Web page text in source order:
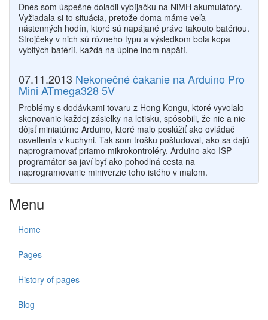
Dnes som úspešne doladil vybíjačku na NiMH akumulátory.
Vyžiadala si to situácia, pretože doma máme veľa
nástenných hodín, ktoré sú napájané práve takouto batériou.
Strojčeky v nich sú rôzneho typu a výsledkom bola kopa
vybitých batérií, každá na úplne inom napätí.
07.11.2013 Nekonečné čakanie na Arduino Pro
Mini ATmega328 5V
Problémy s dodávkami tovaru z Hong Kongu, ktoré vyvolalo
skenovanie každej zásielky na letisku, spôsobili, že nie a nie
dôjsť miniatúrne Arduino, ktoré malo poslúžiť ako ovládač
osvetlenia v kuchyni. Tak som trošku poštudoval, ako sa dajú
naprogramovať priamo mikrokontroléry. Arduino ako ISP
programátor sa javí byť ako pohodlná cesta na
naprogramovanie miniverzie toho istého v malom.
Menu
Home
Pages
History of pages
Blog